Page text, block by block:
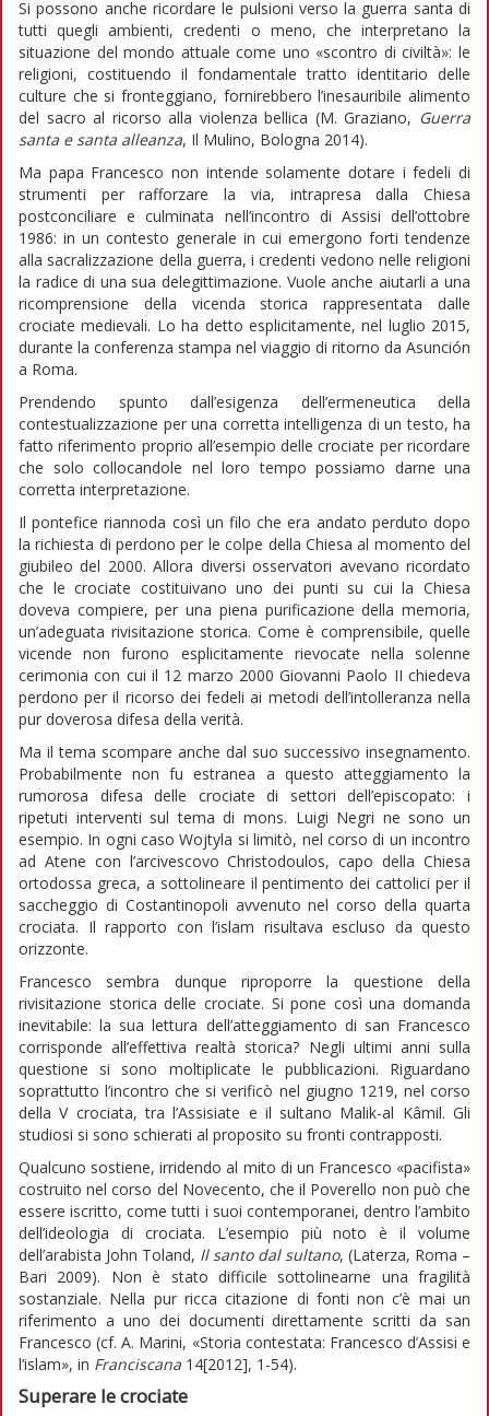
Si possono anche ricordare le pulsioni verso la guerra santa di
tutti quegli ambienti, credenti o meno, che interpretano la
situazione del mondo attuale come uno «scontro di civiltà»: le
religioni, costituendo il fondamentale tratto identitario delle
culture che si fronteggiano, fornirebbero l’inesauribile alimento
del sacro al ricorso alla violenza bellica (M. Graziano, Guerra
santa e santa alleanza, Il Mulino, Bologna 2014).
Ma papa Francesco non intende solamente dotare i fedeli di
strumenti per rafforzare la via, intrapresa dalla Chiesa
postconciliare e culminata nell’incontro di Assisi dell’ottobre
1986: in un contesto generale in cui emergono forti tendenze
alla sacralizzazione della guerra, i credenti vedono nelle religioni
la radice di una sua delegittimazione. Vuole anche aiutarli a una
ricomprensione della vicenda storica rappresentata dalle
crociate medievali. Lo ha detto esplicitamente, nel luglio 2015,
durante la conferenza stampa nel viaggio di ritorno da Asunción
a Roma.
Prendendo spunto dall’esigenza dell’ermeneutica della
contestualizzazione per una corretta intelligenza di un testo, ha
fatto riferimento proprio all’esempio delle crociate per ricordare
che solo collocandole nel loro tempo possiamo darne una
corretta interpretazione.
Il pontefice riannoda così un filo che era andato perduto dopo
la richiesta di perdono per le colpe della Chiesa al momento del
giubileo del 2000. Allora diversi osservatori avevano ricordato
che le crociate costituivano uno dei punti su cui la Chiesa
doveva compiere, per una piena purificazione della memoria,
un’adeguata rivisitazione storica. Come è comprensibile, quelle
vicende non furono esplicitamente rievocate nella solenne
cerimonia con cui il 12 marzo 2000 Giovanni Paolo II chiedeva
perdono per il ricorso dei fedeli ai metodi dell’intolleranza nella
pur doverosa difesa della verità.
Ma il tema scompare anche dal suo successivo insegnamento.
Probabilmente non fu estranea a questo atteggiamento la
rumorosa difesa delle crociate di settori dell’episcopato: i
ripetuti interventi sul tema di mons. Luigi Negri ne sono un
esempio. In ogni caso Wojtyla si limitò, nel corso di un incontro
ad Atene con l’arcivescovo Christodoulos, capo della Chiesa
ortodossa greca, a sottolineare il pentimento dei cattolici per il
saccheggio di Costantinopoli avvenuto nel corso della quarta
crociata. Il rapporto con l’islam risultava escluso da questo
orizzonte.
Francesco sembra dunque riproporre la questione della
rivisitazione storica delle crociate. Si pone così una domanda
inevitabile: la sua lettura dell’atteggiamento di san Francesco
corrisponde all’effettiva realtà storica? Negli ultimi anni sulla
questione si sono moltiplicate le pubblicazioni. Riguardano
soprattutto l’incontro che si verificò nel giugno 1219, nel corso
della V crociata, tra l’Assisiate e il sultano Malik-al Kâmil. Gli
studiosi si sono schierati al proposito su fronti contrapposti.
Qualcuno sostiene, irridendo al mito di un Francesco «pacifista»
costruito nel corso del Novecento, che il Poverello non può che
essere iscritto, come tutti i suoi contemporanei, dentro l’ambito
dell’ideologia di crociata. L’esempio più noto è il volume
dell’arabista John Toland, Il santo dal sultano, (Laterza, Roma –
Bari 2009). Non è stato difficile sottolinearne una fragilità
sostanziale. Nella pur ricca citazione di fonti non c’è mai un
riferimento a uno dei documenti direttamente scritti da san
Francesco (cf. A. Marini, «Storia contestata: Francesco d’Assisi e
l’islam», in Franciscana 14[2012], 1-54).
Superare le crociate